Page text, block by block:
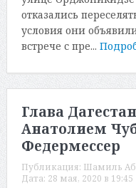
отказались
условия они
встрече с пре...
Глава
Анатолием
Федермессер
Публикация: Шамиль
Дата: 28 мая, 2020 в 19:45